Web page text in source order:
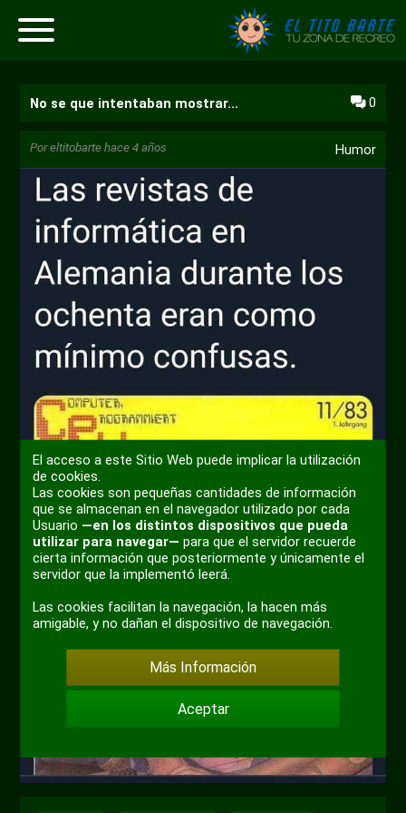
No se que intentaban mostrar... 0
Poreltitobarte hace 4 años Humor
El acceso a este Sitio Web puede implicar la utilización
de cookies.
Las cookies son pequeñas cantidades de información
que se almacenan en el navegador utilizado por cada
Usuario —en los distintos dispositivos que pueda
utilizar para navegar— para que el servidor recuerde
cierta información que posteriormente y únicamente el
servidor que la implementó leerá.
Las cookies facilitan la navegación, la hacen más
amigable, y no dañan el dispositivo de navegación.
Más Información
Aceptar